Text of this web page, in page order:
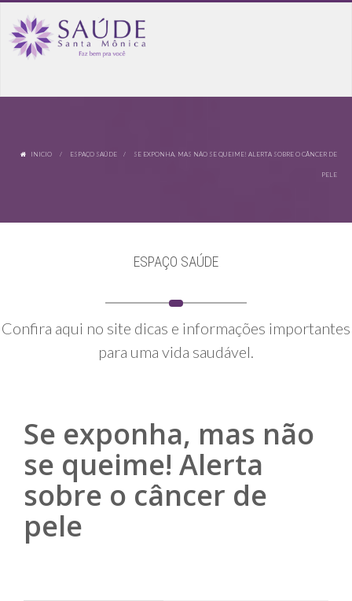
INICIO / ESPAÇO SAÚDE/ SE EXPONHA, MAS NÃO SE QUEIME! ALERTA SOBRE O CÂNCER DE
PELE
ESPAÇO SAÚDE
Confira aqui no site dicas e informações importantes
para uma vida saudável.
Se exponha, mas não
se queime! Alerta
sobre o câncer de
pele